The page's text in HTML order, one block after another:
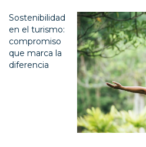
Sostenibilidad
en el turismo:
compromiso
que marca la
diferencia